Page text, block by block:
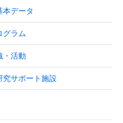
本データ
グラム
・活動
究サポート施設